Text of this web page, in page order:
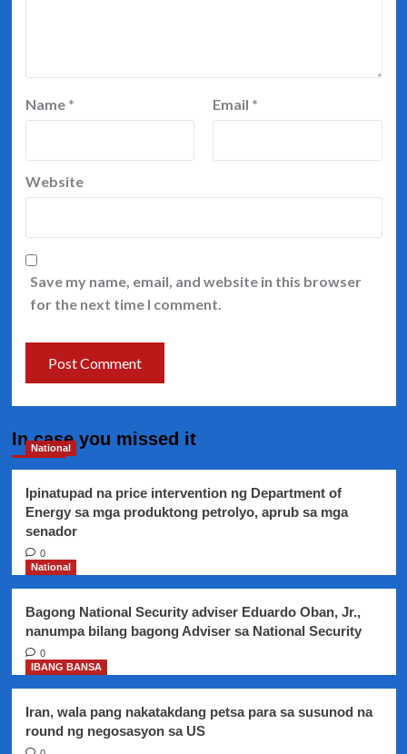
Name * Email *
Website
Save my name, email, and website in this browser
for the next time I comment.
In case you missed it
National
Ipinatupad na price intervention ng Department of
Energy sa mga produktong petrolyo, aprub sa mga
senador
0
National
Bagong National Security adviser Eduardo Oban, Jr.,
nanumpa bilang bagong Adviser sa National Security
0
IBANG BANSA
Iran, wala pang nakatakdang petsa para sa susunod na
round ng negosasyon sa US